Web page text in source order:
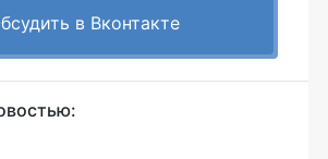
в Вконтакте